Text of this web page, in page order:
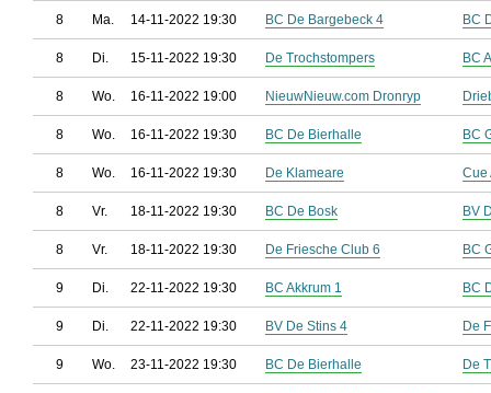
8 Ma. 14-11-2022 19:30 BC De Bargebeck 4 BC
8 Di. 15-11-2022 19:30 De Trochstompers BC
8 Wo. 16-11-2022 19:00 NieuwNieuw.com Dronryp
8 Wo. 16-11-2022 19:30 BC De Bierhalle BC
8 Wo. 16-11-2022 19:30 De Klameare Cue
8 Vr. 18-11-2022 19:30 BC De Bosk BV
8 Vr. 18-11-2022 19:30 De Friesche Club 6 BC
9 Di. 22-11-2022 19:30 BC Akkrum 1 BC
9 Di. 22-11-2022 19:30 BV De Stins 4 De
9 Wo. 23-11-2022 19:30 BC De Bierhalle De